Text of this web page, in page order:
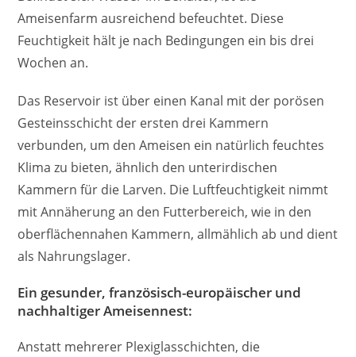
Ameisenfarm ausreichend befeuchtet. Diese
Feuchtigkeit hält je nach Bedingungen ein bis drei
Wochen an.
Das Reservoir ist über einen Kanal mit der porösen
Gesteinsschicht der ersten drei Kammern
verbunden, um den Ameisen ein natürlich feuchtes
Klima zu bieten, ähnlich den unterirdischen
Kammern für die Larven. Die Luftfeuchtigkeit nimmt
mit Annäherung an den Futterbereich, wie in den
oberflächennahen Kammern, allmählich ab und dient
als Nahrungslager.
Ein gesunder, französisch-europäischer und
nachhaltiger Ameisennest:
Anstatt mehrerer Plexiglasschichten, die